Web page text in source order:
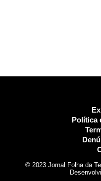
Política
© 2023 Jornal Folha da